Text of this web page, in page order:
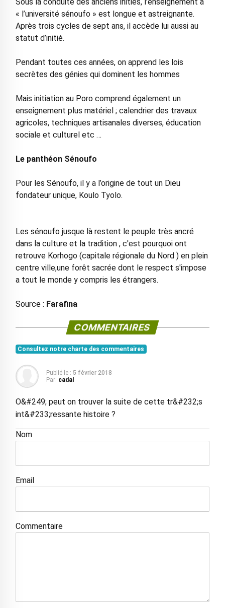
« l’université sénoufo » est longue et astreignante.
Après trois cycles de sept ans, il accède lui aussi au
statut d’initié.
Pendant toutes ces années, on apprend les lois
secrètes des génies qui dominent les hommes
Mais initiation au Poro comprend également un
enseignement plus matériel ; calendrier des travaux
agricoles, techniques artisanales diverses, éducation
sociale et culturel etc …
Le panthéon Sénoufo
Pour les Sénoufo, il y a l’origine de tout un Dieu
fondateur unique, Koulo Tyolo.
Les sénoufo jusque là restent le peuple très ancré
dans la culture et la tradition , c'est pourquoi ont
retrouve Korhogo (capitale régionale du Nord ) en plein
centre ville,une forêt sacrée dont le respect s'impose
a tout le monde y compris les étrangers.
Source : Farafina
COMMENTAIRES
Consultez notre charte des commentaires
Publié le : 5 février 2018
Par: cadal
O&#249; peut on trouver la suite de cette tr&#232;s
int&#233;ressante histoire ?
Nom
Email
Commentaire